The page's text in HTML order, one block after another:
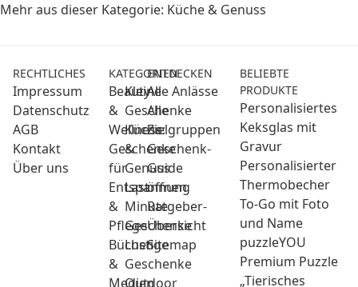
Mehr aus dieser Kategorie: Küche & Genuss
RECHTLICHES
Impressum
Datenschutz
AGB
Kontakt
Über uns
KATEGORIEN
Beauty
&
Wellness:
Geschenke
für
Entspannung
&
Pflege
Bücher
&
Medien
Kleine
Geschenke
Küche
&
Genuss
Last
Minute
Geschenke
Lustige
Geschenke
Outdoor
ENTDECKEN
Alle Anlässe
Alle
Zielgruppen
Geschenk-
Guide
öffnen
Ratgeber-
Übersicht
Sitemap
BELIEBTE
PRODUKTE
Personalisiertes
Keksglas mit
Gravur
Personalisierter
Thermobecher
To-Go mit Foto
und Name
puzzleYOU
Premium Puzzle
„Tierisches